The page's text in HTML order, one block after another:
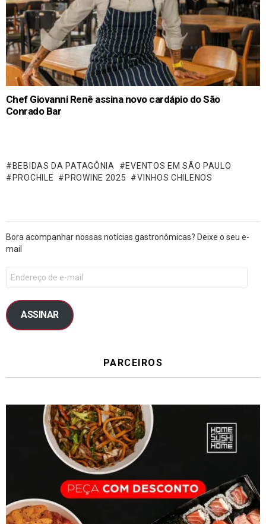
Chef Giovanni Renê assina novo cardápio do São
Conrado Bar
BEBIDAS DA PATAGÔNIA
EVENTOS EM SÃO PAULO
PROCHILE
PROWINE 2025 VINHOS CHILENOS
Bora acompanhar nossas notícias gastronômicas? Deixe o seu e-
mail
ASSINAR
PARCEIROS